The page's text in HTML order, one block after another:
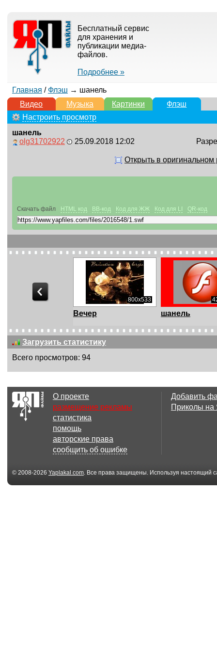
Бесплатный сервис
для хранения и
публикации медиа-
файлов.
Подробнее »
Главная / Флэш → шанель
Видео
Музыка Картинки
Флэш
Настроить просмотр
шанель
olg31702922
25.09.2018 12:02
Открыть в оригинальном
Скачать файл HTML код BB-код Код для ЖЖ Код для LI QR-код
5.55 Мб 800x533
Вечер шанель
Загрузить статистику
Всего просмотров: 94
О проекте
размещение рекламы
статистика
помощь
авторские права
сообщить об ошибке
Добавить
Приколы
© 2008-2026 Yaplakal.com. Все права защищены. Используя настоящий